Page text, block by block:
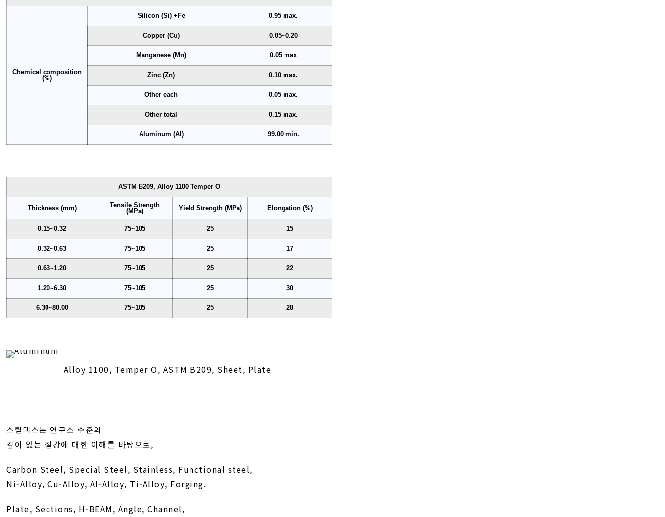
Chemical composition
(%)
Silicon (Si) +Fe 0.95 max.
Copper (Cu) 0.05~0.20
Manganese (Mn) 0.05 max
Zinc (Zn) 0.10 max.
Other each 0.05 max.
Other total 0.15 max.
Aluminum (Al) 99.00 min.
ASTM B209, Alloy 1100 Temper O
Thickness (mm)
Tensile Strength
(MPa)
Yield Strength (MPa) Elongation (%)
0.15~0.32 75~105 25 15
0.32~0.63 75~105 25 17
0.63~1.20 75~105 25 22
1.20~6.30 75~105 25 30
6.30~80.00 75~105 25 28
Alloy 1100, Temper O, ASTM B209, Sheet, Plate
스틸맥스는 연구소 수준의
깊이 있는 철강에 대한 이해를 바탕으로,
Carbon Steel, Special Steel, Stainless, Functional steel,
Ni-Alloy, Cu-Alloy, Al-Alloy, Ti-Alloy, Forging.
Plate, Sections, H-BEAM, Angle, Channel,